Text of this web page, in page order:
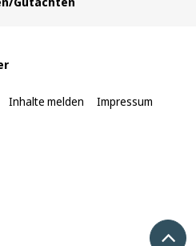
Inhalte melden Impressum